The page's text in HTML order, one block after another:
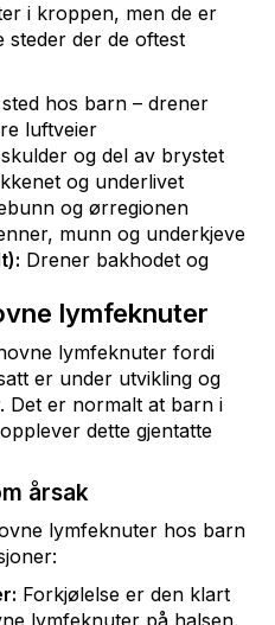
i kroppen, men de er
der de oftest
hos barn – drener
luftveier
og del av brystet
og underlivet
og ørregionen
munn og underkjeve
Drener bakhodet og
lymfeknuter
lymfeknuter fordi
er under utvikling og
Det er normalt at barn i
dette gjentatte
årsak
lymfeknuter hos barn
Forkjølelse er den klart